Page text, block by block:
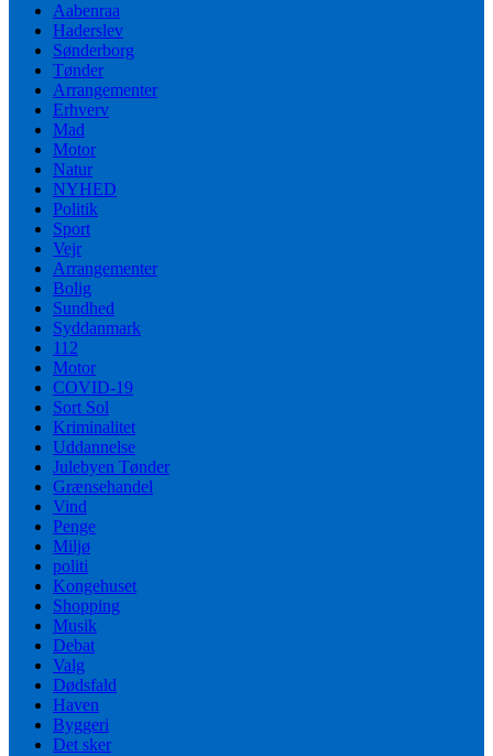
Aabenraa
Haderslev
Sønderborg
Tønder
Arrangementer
Erhverv
Mad
Motor
Natur
NYHED
Politik
Sport
Vejr
Arrangementer
Bolig
Sundhed
Syddanmark
112
Motor
COVID-19
Sort Sol
Kriminalitet
Uddannelse
Julebyen Tønder
Grænsehandel
Vind
Penge
Miljø
politi
Kongehuset
Shopping
Musik
Debat
Valg
Dødsfald
Haven
Byggeri
Det sker